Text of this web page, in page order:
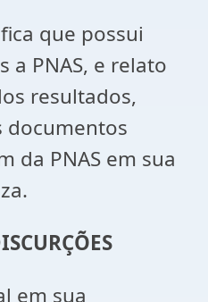
que possui
a PNAS, e relato
resultados,
documentos
da PNAS em sua
em sua